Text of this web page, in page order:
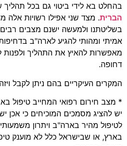
בהחלט בא לידי ביטוי גם בכל תהליך
הברית. מצד שני אפילו רשויות אלה
בשליטתנו ולמעשה ישנם מצבים
אמיתי ומהותי להגיע לארה"ב
מאפשרות להאיץ את התהליך ולפנות
דחופה.
המקרים העיקריים בהם ניתן לקבל
* מצב חירום רפואי המחייב טיפול
יש להציג מסמכים המוכיחים כי
לטיפול מהיר בארה"ב ויתרון
בארץ, או שבישראל כלל לא מוענק